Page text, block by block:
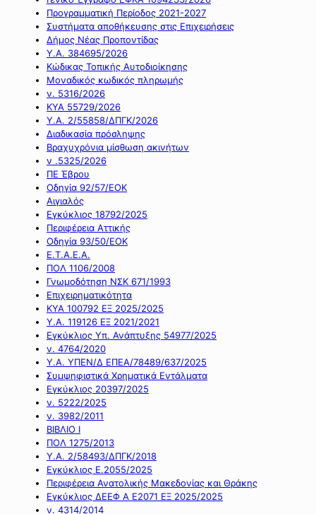
Προγραμματική Περίοδος 2021-2027
Συστήματα αποθήκευσης στις Επιχειρήσεις
Δήμος Νέας Προποντίδας
Υ.Α. 384695/2026
Κώδικας Τοπικής Αυτοδιοίκησης
Μοναδικός κωδικός πληρωμής
ν. 5316/2026
ΚΥΑ 55729/2026
Υ.Α. 2/55858/ΔΠΓΚ/2026
Διαδικασία πρόσληψης
Βραχυχρόνια μίσθωση ακινήτων
ν .5325/2026
ΠΕ Έβρου
Οδηγία 92/57/ΕΟΚ
Αιγιαλός
Εγκύκλιος 18792/2025
Περιφέρεια Αττικής
Οδηγία 93/50/ΕΟΚ
Ε.Τ.Α.Ε.Α.
ΠΟΛ 1106/2008
Γνωμοδότηση ΝΣΚ 671/1993
Επιχειρηματικότητα
ΚΥΑ 100792 ΕΞ 2025/2025
Υ.Α. 119126 ΕΞ 2021/2021
Εγκύκλιος Υπ. Ανάπτυξης 54977/2025
ν. 4764/2020
Υ.Α. ΥΠΕΝ/Δ ΕΠΕΑ/78489/637/2025
Συμψηφιστικά Χρηματικά Εντάλματα
Εγκύκλιος 20397/2025
ν. 5222/2025
ν. 3982/2011
ΒΙΒΛΙΟ Ι
ΠΟΛ 1275/2013
Υ.Α. 2/58493/ΔΠΓΚ/2018
Εγκύκλιος Ε.2055/2025
Περιφέρεια Ανατολικής Μακεδονίας και Θράκης
Εγκύκλιος ΔΕΕΦ Α Ε2071 ΕΞ 2025/2025
ν. 4314/2014